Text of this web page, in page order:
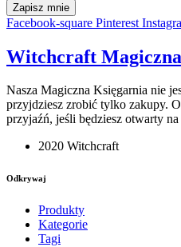
Zapisz mnie
Facebook-square Pinterest
Witchcraft
Nasza Magiczna Księgarnia nie
przyjdziesz zrobić tylko zakupy.
przyjaźń, jeśli będziesz otwarty na
2020 Witchcraft
Odkrywaj
Produkty
Kategorie
Tagi